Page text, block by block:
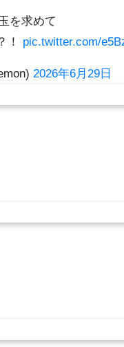
を求めて
！ pic.twitter.com/
2026年6月29日